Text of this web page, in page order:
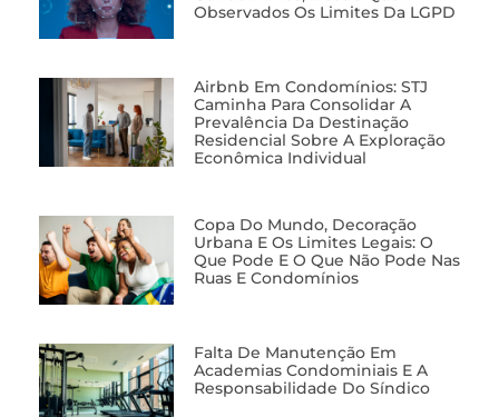
Observados Os Limites Da LGPD
Airbnb Em Condomínios: STJ
Caminha Para Consolidar A
Prevalência Da Destinação
Residencial Sobre A Exploração
Econômica Individual
Copa Do Mundo, Decoração
Urbana E Os Limites Legais: O
Que Pode E O Que Não Pode Nas
Ruas E Condomínios
Falta De Manutenção Em
Academias Condominiais E A
Responsabilidade Do Síndico